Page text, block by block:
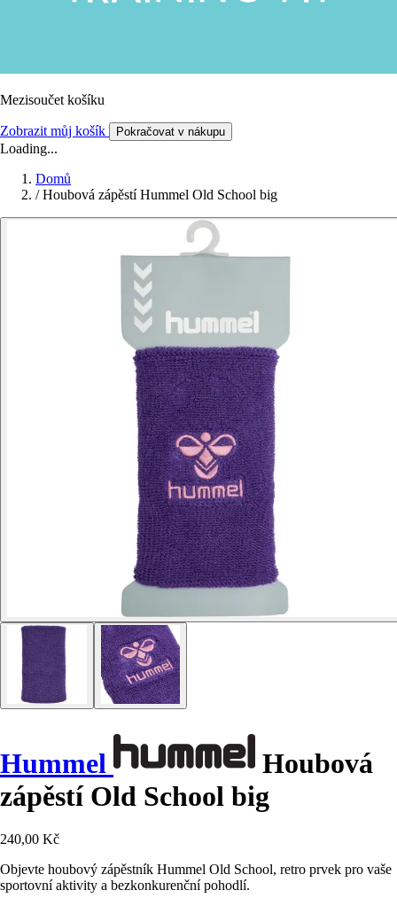
Mezisoučet košíku
Zobrazit můj košík Pokračovat v nákupu
Loading...
Domů
/ Houbová zápěstí Hummel Old School big
Hummel
Houbová
zápěstí Old School big
240,00 Kč
Objevte houbový zápěstník Hummel Old School, retro prvek pro vaše
sportovní aktivity a bezkonkurenční pohodlí.